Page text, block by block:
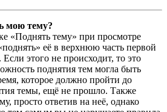
мою тему?
«Поднять тему» при просмотре
её в верхнюю часть первой
этого не происходит, то это
поднятия тем могла быть
которое должно пройти до
темы, ещё не прошло. Также
просто ответив на неё, однако